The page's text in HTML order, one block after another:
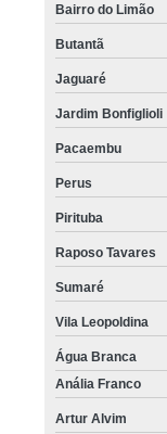
Bairro do Limão
Butantã
Jaguaré
Jardim Bonfiglioli
Pacaembu
Perus
Pirituba
Raposo Tavares
Sumaré
Vila Leopoldina
Água Branca
Anália Franco
Artur Alvim